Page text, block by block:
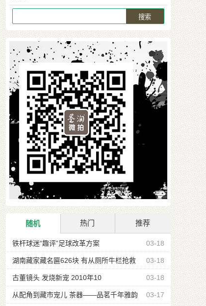
随机
03-18
湖南藏家藏名匾626块 有从厕所牛栏抢救
03-18
古董镜头 发烧新宠 2010年10
03-17
从配角到藏市宠儿 茶器——品茗千年雅韵
03-17
跟风暴涨之后 黄龙玉近期短炒行情正在降
温 03-17
厦门最大水晶石:重达200多斤 开价130万